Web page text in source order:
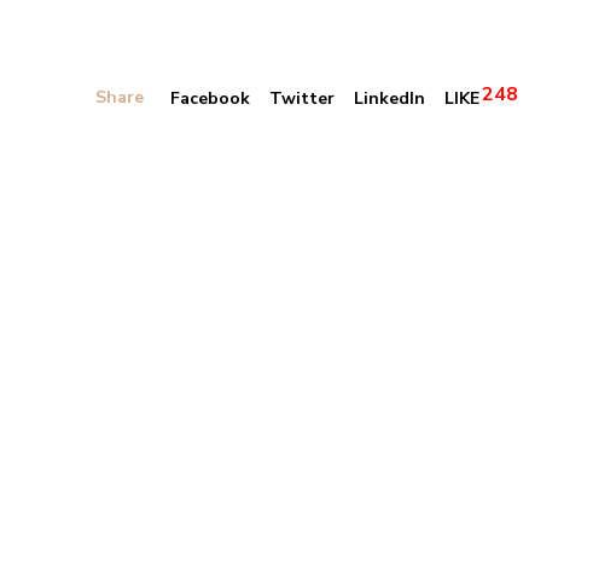
Share Facebook Twitter LinkedIn LIKE248